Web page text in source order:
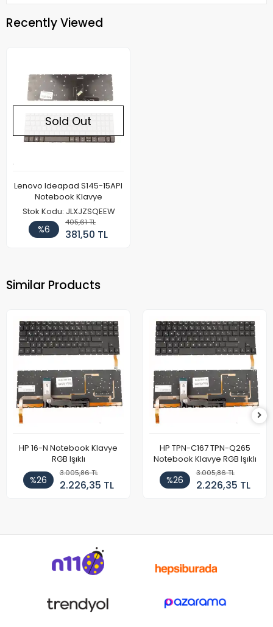
Recently Viewed
Sold Out
Lenovo Ideapad S145-15API
Notebook Klavye
Stok Kodu: JLXJZSQEEW
%6
405,61 TL
381,50 TL
Similar Products
HP 16-N Notebook Klavye
RGB Işıklı
%26
3.005,86 TL
2.226,35 TL
HP TPN-C167 TPN-Q265
Notebook Klavye RGB Işıklı
%26
3.005,86 TL
2.226,35 TL